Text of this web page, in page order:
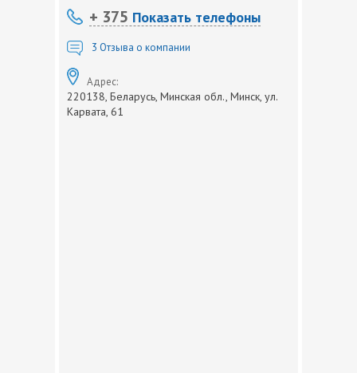
+ 375 Показать телефоны
3 Отзыва о компании
Адрес:
220138, Беларусь, Минская обл., Минск, ул.
Карвата, 61